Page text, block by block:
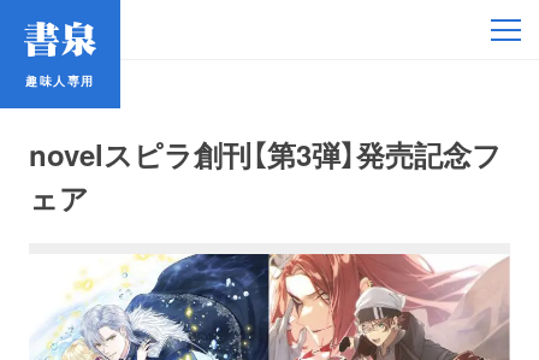
趣味人専用
novelスピラ創刊【第3弾】発売記念フ
ェア
趣味人専用
アイドル
鉄道・バス